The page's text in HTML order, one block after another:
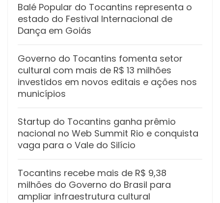
Balé Popular do Tocantins representa o
estado do Festival Internacional de
Dança em Goiás
Governo do Tocantins fomenta setor
cultural com mais de R$ 13 milhões
investidos em novos editais e ações nos
municípios
Startup do Tocantins ganha prêmio
nacional no Web Summit Rio e conquista
vaga para o Vale do Silício
Tocantins recebe mais de R$ 9,38
milhões do Governo do Brasil para
ampliar infraestrutura cultural